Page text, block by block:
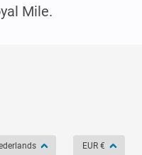
Mile.
EUR €